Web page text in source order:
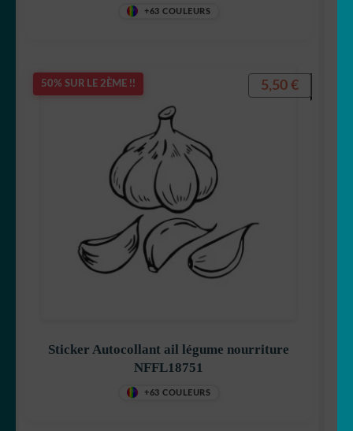
+63 COULEURS
50% SUR LE 2ÈME !!
Sticker Autocollant ail légume nourriture
NFFL18751
+63 COULEURS
5,50 €